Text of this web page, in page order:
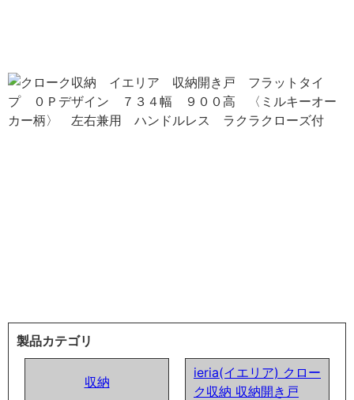
製品カテゴリ
収納
ieria(イエリア) クロー
ク収納 収納開き戸